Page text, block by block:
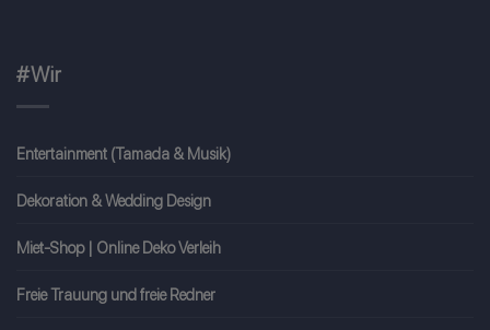
#Wir
Entertainment (Tamada & Musik)
Dekoration & Wedding Design
Miet-Shop | Online Deko Verleih
Freie Trauung und freie Redner